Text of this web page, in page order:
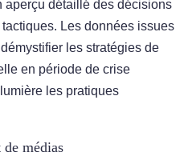
aperçu détaillé des décisions
Les données issues
les stratégies de
en période de crise
les pratiques
médias